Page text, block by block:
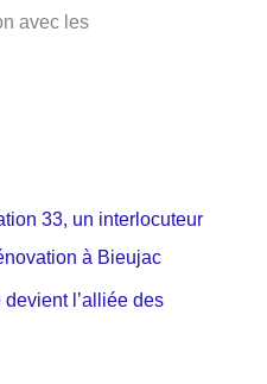
avec les
33, un interlocuteur
à Bieujac
l’alliée des